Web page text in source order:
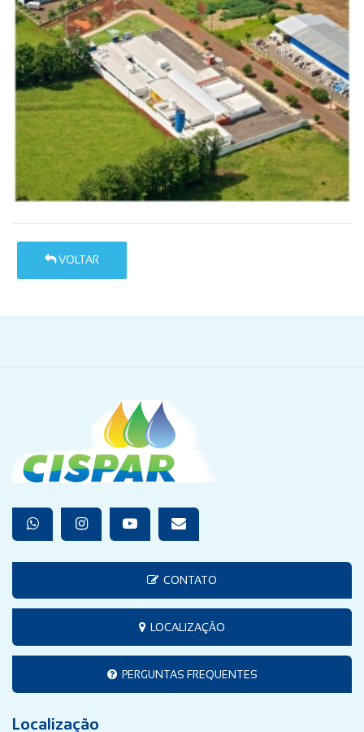
VOLTAR
CONTATO
LOCALIZAÇÃO
PERGUNTAS FREQUENTES
Localização